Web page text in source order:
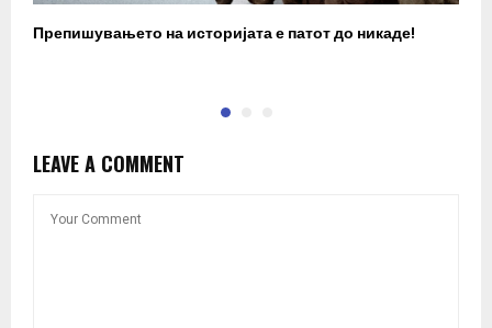
Препишувањето на историјата е патот до никаде!
LEAVE A COMMENT